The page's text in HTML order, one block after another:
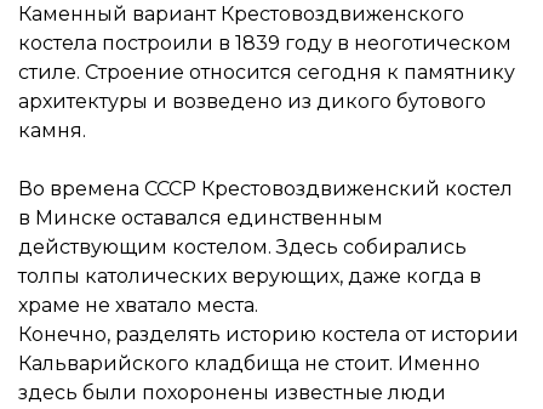
Каменный вариант Крестовоздвиженского
костела построили в 1839 году в неоготическом
стиле. Строение относится сегодня к памятнику
архитектуры и возведено из дикого бутового
камня.
Во времена СССР Крестовоздвиженский костел
в Минске оставался единственным
действующим костелом. Здесь собирались
толпы католических верующих, даже когда в
храме не хватало места.
Конечно, разделять историю костела от истории
Кальварийского кладбища не стоит. Именно
здесь были похоронены известные люди